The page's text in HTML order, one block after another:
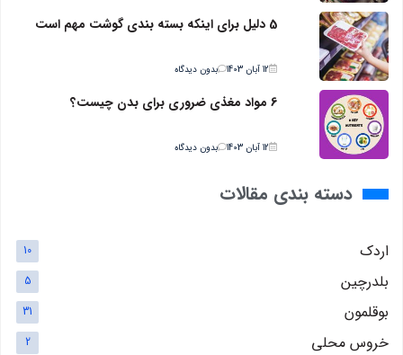
5 دلیل برای اینکه بسته بندی گوشت مهم است
12 آبان 1403 بدون دیدگاه
6 مواد مغذی ضروری برای بدن چیست؟
12 آبان 1403 بدون دیدگاه
دسته بندی مقالات
اردک 10
بلدرچین 5
بوقلمون 31
خروس محلی 2